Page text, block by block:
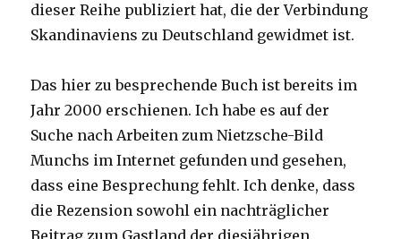
dieser Reihe publiziert hat, die der Verbindung
Skandinaviens zu Deutschland gewidmet ist.
Das hier zu besprechende Buch ist bereits im
Jahr 2000 erschienen. Ich habe es auf der
Suche nach Arbeiten zum Nietzsche-Bild
Munchs im Internet gefunden und gesehen,
dass eine Besprechung fehlt. Ich denke, dass
die Rezension sowohl ein nachträglicher